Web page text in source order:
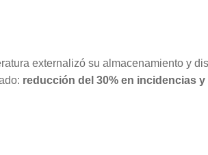
externalizó su almacenamiento y
reducción del 30% en incidencias